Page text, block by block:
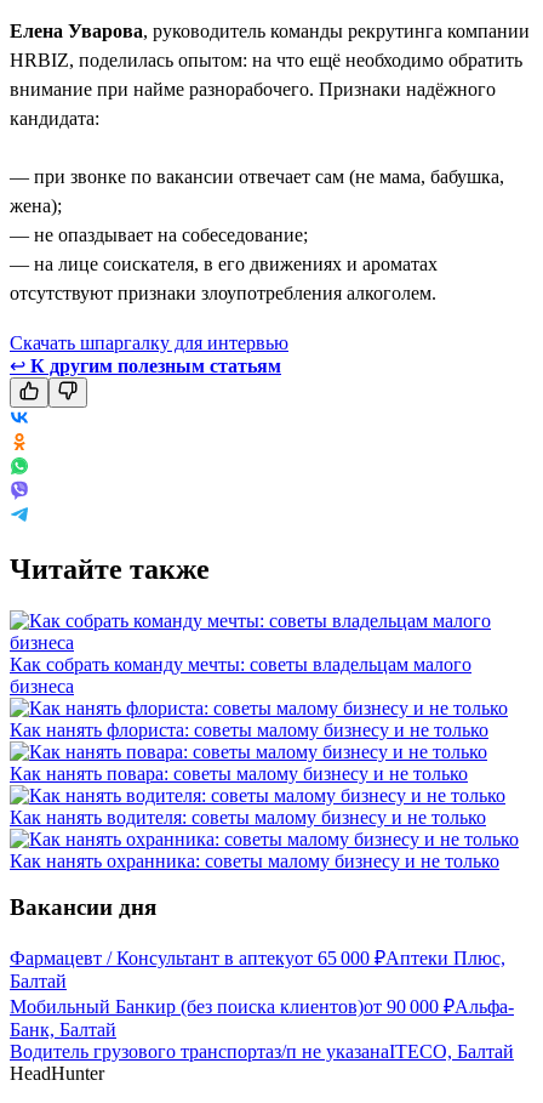
Елена Уварова, руководитель команды рекрутинга компании
HRBIZ, поделилась опытом: на что ещё необходимо обратить
внимание при найме разнорабочего. Признаки надёжного
кандидата:
— при звонке по вакансии отвечает сам (не мама, бабушка,
жена);
— не опаздывает на собеседование;
— на лице соискателя, в его движениях и ароматах
отсутствуют признаки злоупотребления алкоголем.
Скачать шпаргалку для интервью
↩ К другим полезным статьям
Читайте также
Как собрать команду мечты: советы владельцам малого
бизнеса
Как нанять флориста: советы малому бизнесу и не только
Как нанять повара: советы малому бизнесу и не только
Как нанять водителя: советы малому бизнесу и не только
Как нанять охранника: советы малому бизнесу и не только
Вакансии дня
Фармацевт / Консультант в аптекуот 65 000 ₽Аптеки Плюс,
Балтай
Мобильный Банкир (без поиска клиентов)от 90 000 ₽Альфа-
Банк, Балтай
Водитель грузового транспортаз/п не указанаITECO, Балтай
HeadHunter